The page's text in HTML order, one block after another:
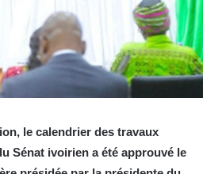
le calendrier des travaux
Sénat ivoirien a été approuvé le